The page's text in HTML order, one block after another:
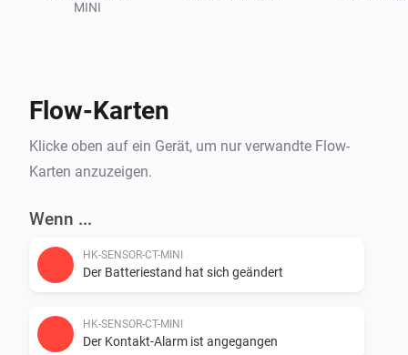
MINI
Flow-Karten
Klicke oben auf ein Gerät, um nur verwandte Flow-
Karten anzuzeigen.
Wenn ...
HK-SENSOR-CT-MINI
Der Batteriestand hat sich geändert
HK-SENSOR-CT-MINI
Der Kontakt-Alarm ist angegangen